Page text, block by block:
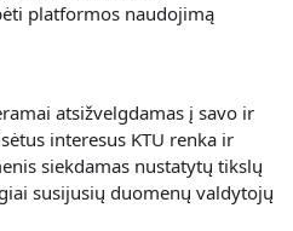
platformos naudojimą
atsižvelgdamas į savo ir
interesus KTU renka ir
siekdamas nustatytų tikslų
susijusių duomenų valdytojų